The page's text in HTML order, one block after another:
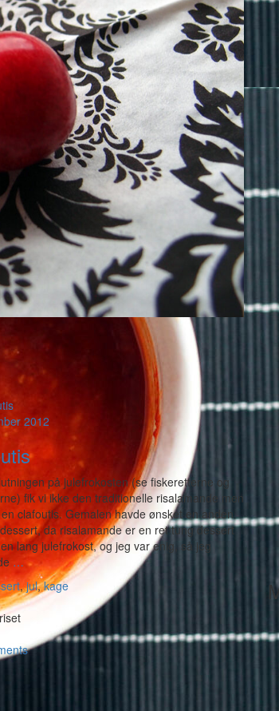
2012
på julefrokosten (se fiskeretterne og
fik vi ikke den traditionelle risalamande men
clafoutis. Gemalen havde ønsket en anden
da risalamande er en ret tung dessert
lang julefrokost, og jeg var enig, så jeg
…
,jul,kage